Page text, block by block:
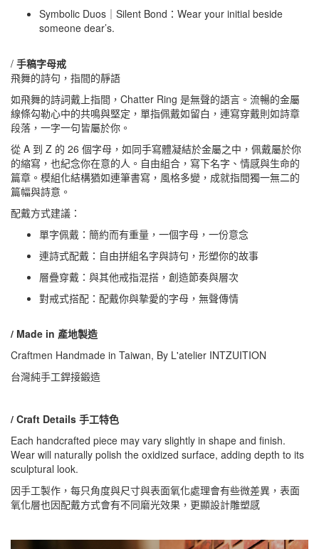
Symbolic Duos｜Silent Bond：Wear your initial beside
someone dear’s.
/ 手稿字母戒
飛舞的詩句，指間的靜語
如飛舞的詩詞戴上指間，Chatter Ring 是無聲的語言。流暢的金屬
線條勾勒心中的共鳴與堅定，單指佩戴如留白，連寫穿戴則如詩章
段落，一字一句皆屬於你。
從 A 到 Z 的 26 個字母，如同手寫體凝結於金屬之中，佩戴屬於你
的縮寫，也紀念你在意的人。自由組合，寫下名字、情感與生命的
篇章。模組化結構猶如連筆書寫，風格多變，成就指間獨一無二的
篇幅與詩意。
配戴方式建議：
單字佩戴：簡約而有重量，一個字母，一份意念
連詩式配戴：自由拼組名字與詩句，形塑你的故事
層疊穿戴：與其他戒指混搭，創造節奏與層次
對戒式搭配：配戴你與摯愛的字母，無聲傳情
/ Made in 產地製造
Craftmen Handmade in Taiwan, By L'atelier INTZUITION
台灣純手工銲接鍛造
/ Craft Details 手工特色
Each handcrafted piece may vary slightly in shape and finish.
Wear will naturally polish the oxidized surface, adding depth to its
sculptural look.
因手工製作，每只角度與尺寸與表面氧化處理會有些微差異，表面
氧化層也因配戴方式會有不同磨光效果，更顯設計雕塑感